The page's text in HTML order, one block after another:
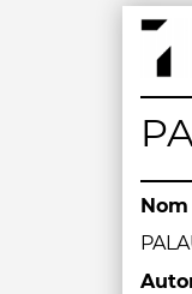
Skip
Un
Nom